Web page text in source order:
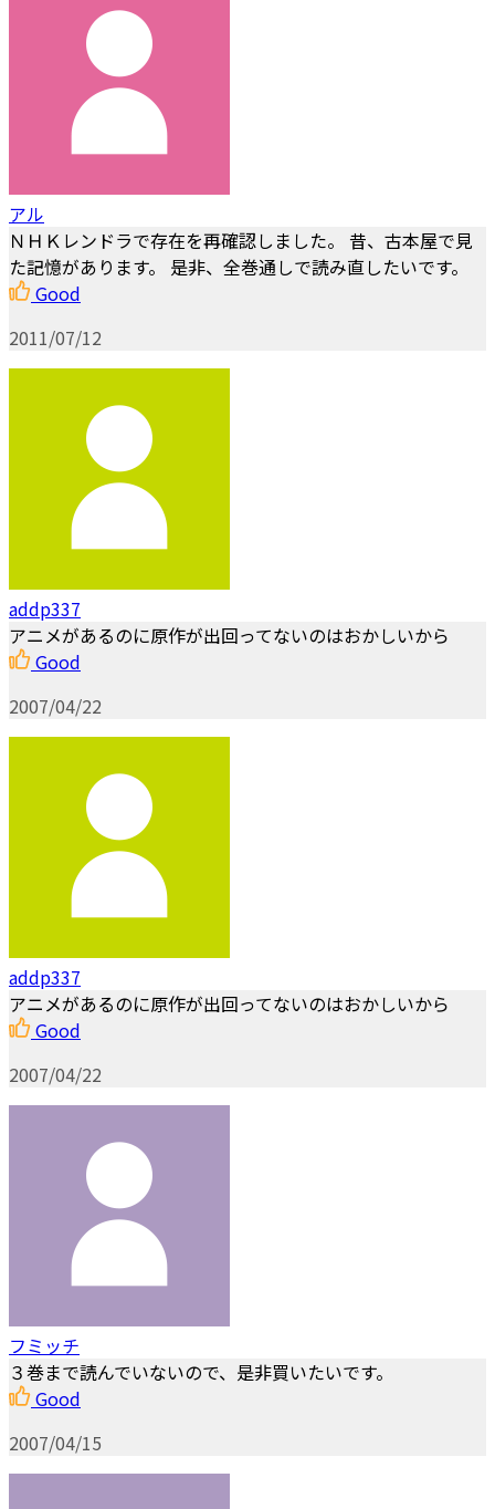
アル
ＮＨＫレンドラで存在を再確認しました。 昔、古本屋で見
た記憶があります。 是非、全巻通しで読み直したいです。
Good
2011/07/12
addp337
アニメがあるのに原作が出回ってないのはおかしいから
Good
2007/04/22
addp337
アニメがあるのに原作が出回ってないのはおかしいから
Good
2007/04/22
フミッチ
３巻まで読んでいないので、是非買いたいです。
Good
2007/04/15